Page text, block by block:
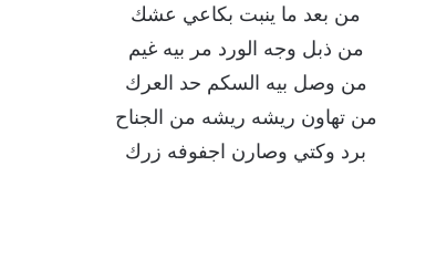
من بعد ما ينبت بكاعي عشك
من ذبل وجه الورد مر بيه غيم
من وصل بيه السكم حد العرك
من تهاون ريشه ريشه من الجناح
برد وكتي وصارن اجفوفه زرك